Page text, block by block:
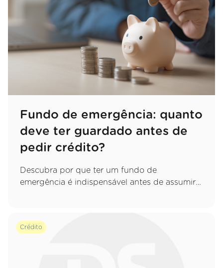
Fundo de emergência: quanto
deve ter guardado antes de
pedir crédito?
Descubra por que ter um fundo de
emergência é indispensável antes de assumir
Crédito